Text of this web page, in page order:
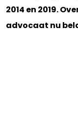
2014 en 2019.
advocaat nu